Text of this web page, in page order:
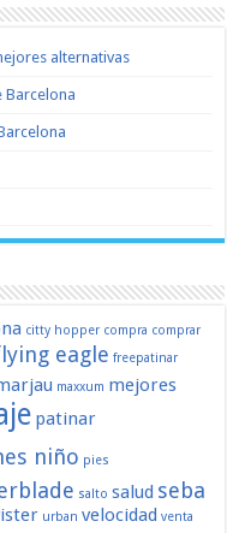
alternativas
Barcelona
citty hopper compra comprar
eagle freepatinar
maxxum mejores
patinar
niño pies
salto salud seba
urban velocidad venta